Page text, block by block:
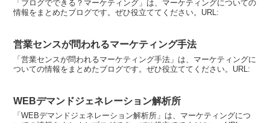
「ブログでできる？マーケティング」は、マーケティングについての
情報をまとめたブログです。ぜひ役立ててください。URL:
営業センスが問われるマーケティング手法
「営業センスが問われるマーケティング手法」は、マーケティングに
ついての情報をまとめたブログです。ぜひ役立ててください。URL:
WEBデマンドジェネレーション解析所
「WEBデマンドジェネレーション解析所」は、マーケティングにつ